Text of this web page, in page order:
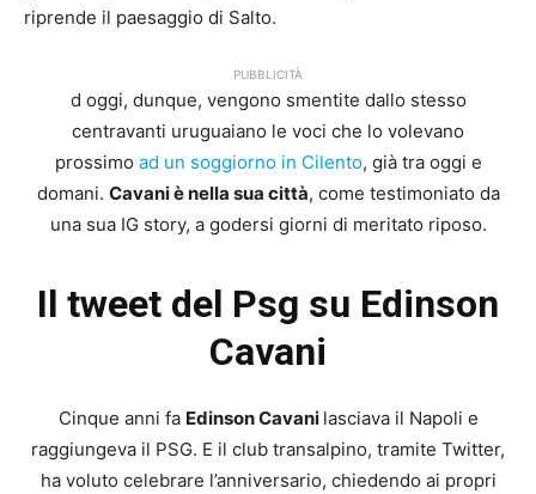
riprende il paesaggio di Salto.
PUBBLICITÀ
d oggi, dunque, vengono smentite dallo stesso
centravanti uruguaiano le voci che lo volevano
prossimo ad un soggiorno in Cilento, già tra oggi e
domani. Cavani è nella sua città, come testimoniato da
una sua IG story, a godersi giorni di meritato riposo.
Il tweet del Psg su Edinson
Cavani
Cinque anni fa Edinson Cavani lasciava il Napoli e
raggiungeva il PSG. E il club transalpino, tramite Twitter,
ha voluto celebrare l’anniversario, chiedendo ai propri